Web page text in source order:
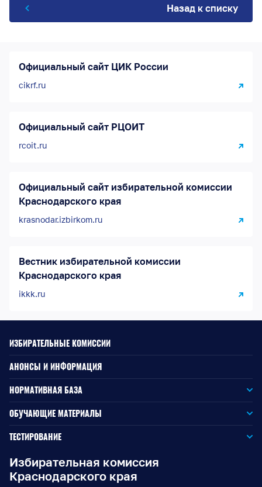
Назад к списку
Официальный сайт ЦИК России
cikrf.ru
Официальный сайт РЦОИТ
rcoit.ru
Официальный сайт избирательной комиссии
Краснодарского края
krasnodar.izbirkom.ru
Вестник избирательной комиссии
Краснодарского края
ikkk.ru
Избирательная комиссия
Краснодарского края
ИЗБИРАТЕЛЬНЫЕ КОМИССИИ
АНОНСЫ И ИНФОРМАЦИЯ
НОРМАТИВНАЯ БАЗА
Законодательство РФ
Законодательство КК
Документы ЦИК России
Документы ИККК
ОБУЧАЮЩИЕ МАТЕРИАЛЫ
Для окружной избирательной комиссии
Для территориальной избирательной комиссии
Для участковой избирательной комиссии
ТЕСТИРОВАНИЕ
Для членов участковых избирательных комиссий